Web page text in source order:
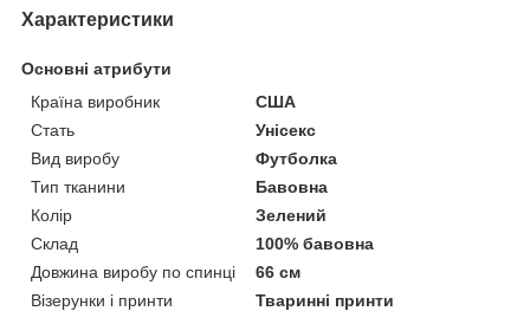
Характеристики
Основні атрибути
Країна виробник
США
Стать
Унісекс
Вид виробу
Футболка
Тип тканини
Бавовна
Колір
Зелений
Склад
100% бавовна
Довжина виробу по спинці
66 см
Візерунки і принти
Тваринні принти